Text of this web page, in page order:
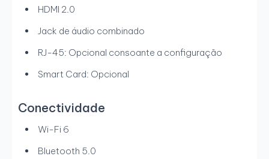
HDMI 2.0
Jack de áudio combinado
RJ-45: Opcional consoante a configuração
Smart Card: Opcional
Conectividade
Wi-Fi 6
Bluetooth 5.0